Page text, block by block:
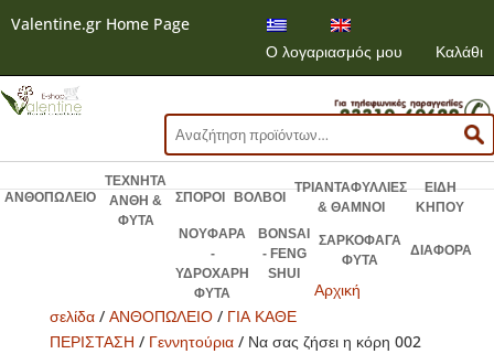
Valentine.gr Home Page
Ο λογαριασμός μου
Καλάθι
Αναζήτηση
για:
ΑΝΘΟΠΩΛΕΙΟ
ΤΕΧΝΗΤΑ
ΑΝΘΗ &
ΦΥΤΑ
ΣΠΟΡΟΙ ΒΟΛΒΟΙ
ΤΡΙΑΝΤΑΦΥΛΛΙΕΣ
& ΘΑΜΝΟΙ
ΕΙΔΗ
ΚΗΠΟΥ
ΝΟΥΦΑΡΑ
-
ΥΔΡΟΧΑΡΗ
ΦΥΤΑ
BONSAI
- FENG
SHUI
ΣΑΡΚΟΦΑΓΑ
ΦΥΤΑ
ΔΙΑΦΟΡΑ
Αρχική
σελίδα/ ΑΝΘΟΠΩΛΕΙΟ/ ΓΙΑ ΚΑΘΕ
ΠΕΡΙΣΤΑΣΗ / Γεννητούρια/ Να σας ζήσει η κόρη 002